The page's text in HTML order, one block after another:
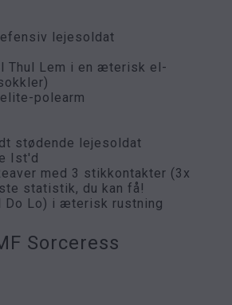
lejesoldat
Thul Lem i en æterisk el-
polearm
stødende lejesoldat
Ist'd
med 3 stikkontakter (3x
statistik, du kan få!
Do Lo) i æterisk rustning
Sorceress